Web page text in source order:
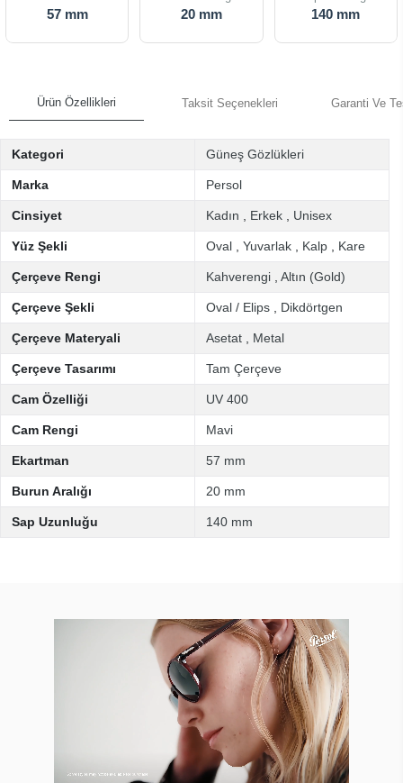
57 mm 20 mm 140 mm
Ürün Özellikleri Taksit Seçenekleri Garanti Ve
Kategori Güneş Gözlükleri
Marka Persol
Cinsiyet Kadın Erkek Unisex
Yüz Şekli Oval Yuvarlak Kalp Kare
Çerçeve Rengi Kahverengi Altın (Gold)
Çerçeve Şekli Oval / Elips Dikdörtgen
Çerçeve Materyali Asetat Metal
Çerçeve Tasarımı Tam Çerçeve
Cam Özelliği UV 400
Cam Rengi Mavi
Ekartman 57 mm
Burun Aralığı 20 mm
Sap Uzunluğu 140 mm